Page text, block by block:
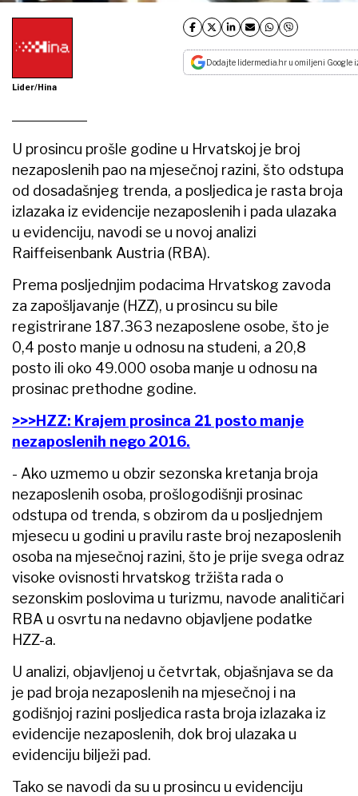
Lider/Hina
Dodajte lidermedia.hr u omiljeni Google
U prosincu prošle godine u Hrvatskoj je broj
nezaposlenih pao na mjesečnoj razini, što odstupa
od dosadašnjeg trenda, a posljedica je rasta broja
izlazaka iz evidencije nezaposlenih i pada ulazaka
u evidenciju, navodi se u novoj analizi
Raiffeisenbank Austria (RBA).
Prema posljednjim podacima Hrvatskog zavoda
za zapošljavanje (HZZ), u prosincu su bile
registrirane 187.363 nezaposlene osobe, što je
0,4 posto manje u odnosu na studeni, a 20,8
posto ili oko 49.000 osoba manje u odnosu na
prosinac prethodne godine.
>>>HZZ: Krajem prosinca 21 posto manje
nezaposlenih nego 2016.
- Ako uzmemo u obzir sezonska kretanja broja
nezaposlenih osoba, prošlogodišnji prosinac
odstupa od trenda, s obzirom da u posljednjem
mjesecu u godini u pravilu raste broj nezaposlenih
osoba na mjesečnoj razini, što je prije svega odraz
visoke ovisnosti hrvatskog tržišta rada o
sezonskim poslovima u turizmu, navode analitičari
RBA u osvrtu na nedavno objavljene podatke
HZZ-a.
U analizi, objavljenoj u četvrtak, objašnjava se da
je pad broja nezaposlenih na mjesečnoj i na
godišnjoj razini posljedica rasta broja izlazaka iz
evidencije nezaposlenih, dok broj ulazaka u
evidenciju bilježi pad.
Tako se navodi da su u prosincu u evidenciju